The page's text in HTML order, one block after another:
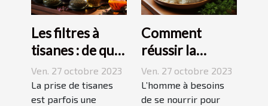
Les filtres à
tisanes : de quoi
s’agit-il ?
Ven. 27 octobre 2023
La prise de tisanes
est parfois une
Comment
réussir la
préparation du
riz ?
Ven. 27 octobre 2023
L’homme à besoins
de se nourrir pour